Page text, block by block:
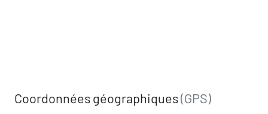
Coordonnées géographiques(GPS)